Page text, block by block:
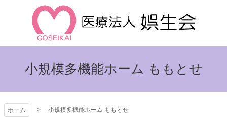
へ
ス
キ
小規模多機能ホーム ももとせ
ホーム 小規模多機能ホーム ももとせ